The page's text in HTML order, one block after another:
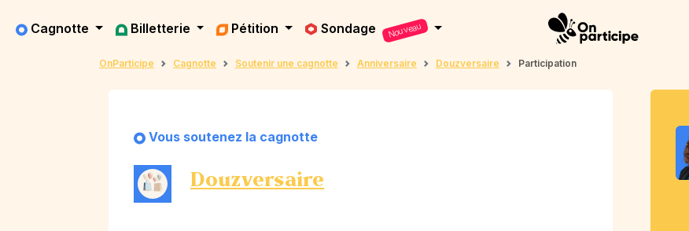
Cagnotte Billetterie Pétition Sondage Nouveau
OnParticipe Cagnotte Soutenir une cagnotte Anniversaire Douzversaire Participation
Vous soutenez la cagnotte
Douzversaire